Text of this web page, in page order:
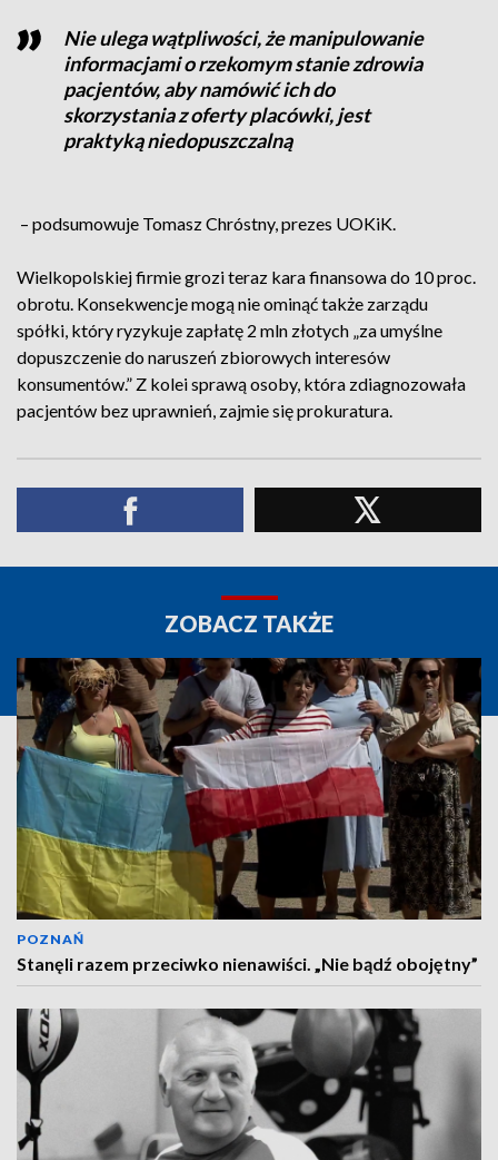
Nie ulega wątpliwości, że manipulowanie
informacjami o rzekomym stanie zdrowia
pacjentów, aby namówić ich do
skorzystania z oferty placówki, jest
praktyką niedopuszczalną
– podsumowuje Tomasz Chróstny, prezes UOKiK.
Wielkopolskiej firmie grozi teraz kara finansowa do 10 proc.
obrotu. Konsekwencje mogą nie ominąć także zarządu
spółki, który ryzykuje zapłatę 2 mln złotych „za umyślne
dopuszczenie do naruszeń zbiorowych interesów
konsumentów.” Z kolei sprawą osoby, która zdiagnozowała
pacjentów bez uprawnień, zajmie się prokuratura.
ZOBACZ TAKŻE
POZNAŃ
Stanęli razem przeciwko nienawiści. „Nie bądź obojętny”